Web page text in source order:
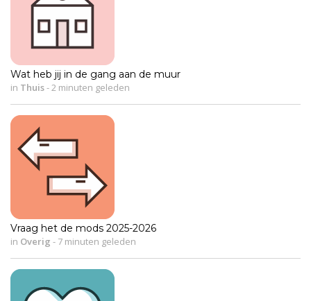
Wat heb jij in de gang aan de muur
in Thuis- 2 minuten geleden
Vraag het de mods 2025-2026
in Overig - 7 minuten geleden